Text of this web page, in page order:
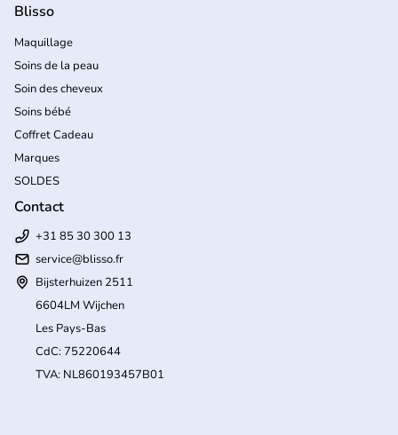
Blisso
Maquillage
Soins de la peau
Soin des cheveux
Soins bébé
Coffret Cadeau
Marques
SOLDES
Contact
+31 85 30 300 13
service@blisso.fr
Bijsterhuizen 2511
6604LM Wijchen
Les Pays-Bas
CdC: 75220644
TVA: NL860193457B01